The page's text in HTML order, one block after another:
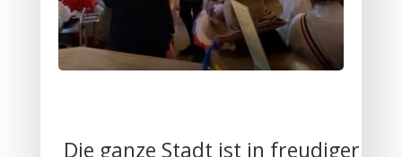
Die ganze Stadt ist in freudiger